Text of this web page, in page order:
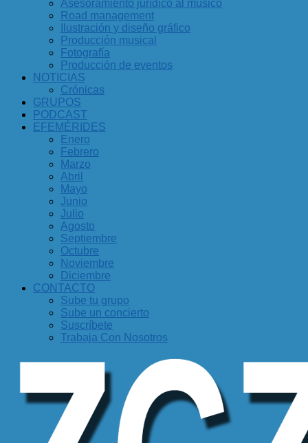
Asesoramiento jurídico al músico
Road management
Ilustración y diseño gráfico
Producción musical
Fotografía
Producción de eventos
NOTICIAS
Crónicas
GRUPOS
PODCAST
EFEMÉRIDES
Enero
Febrero
Marzo
Abril
Mayo
Junio
Julio
Agosto
Septiembre
Octubre
Noviembre
Diciembre
CONTACTO
Sube tu grupo
Sube un concierto
Suscríbete
Trabaja Con Nosotros